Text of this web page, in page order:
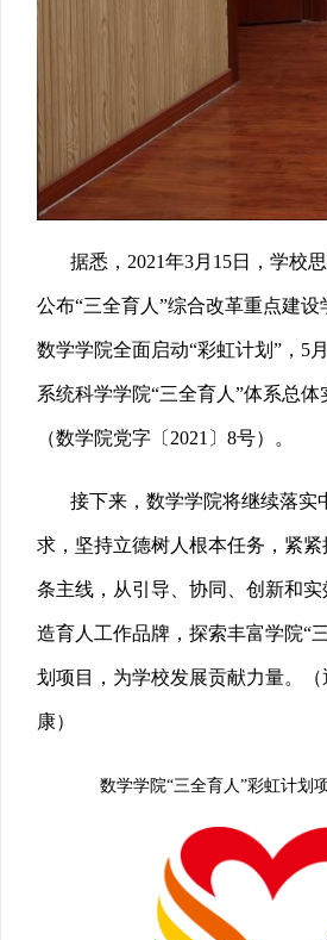
据悉，2021年3月15日，学校思
公布“三全育人”综合改革重点建设
数学学院全面启动“彩虹计划”，5
系统科学学院“三全育人”体系总体
（数学院党字〔2021〕8号）。
接下来，数学学院将继续落实
求，坚持立德树人根本任务，紧紧
条主线，从引导、协同、创新和
造育人工作品牌，探索丰富学院“
划项目，为学校发展贡献力量。
康）
数学学院“三全育人”彩虹计划